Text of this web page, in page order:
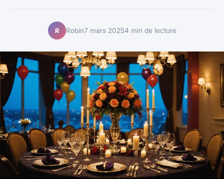
R Robin7 mars 20254 min de lecture